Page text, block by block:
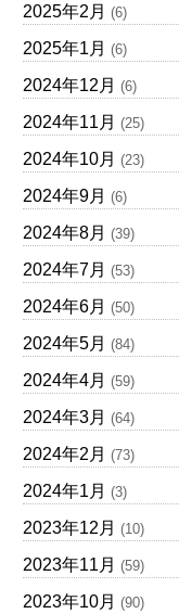
2025年2月 (6)
2025年1月 (6)
2024年12月 (6)
2024年11月 (25)
2024年10月 (23)
2024年9月 (6)
2024年8月 (39)
2024年7月 (53)
2024年6月 (50)
2024年5月 (84)
2024年4月 (59)
2024年3月 (64)
2024年2月 (73)
2024年1月 (3)
2023年12月 (10)
2023年11月 (59)
2023年10月 (90)